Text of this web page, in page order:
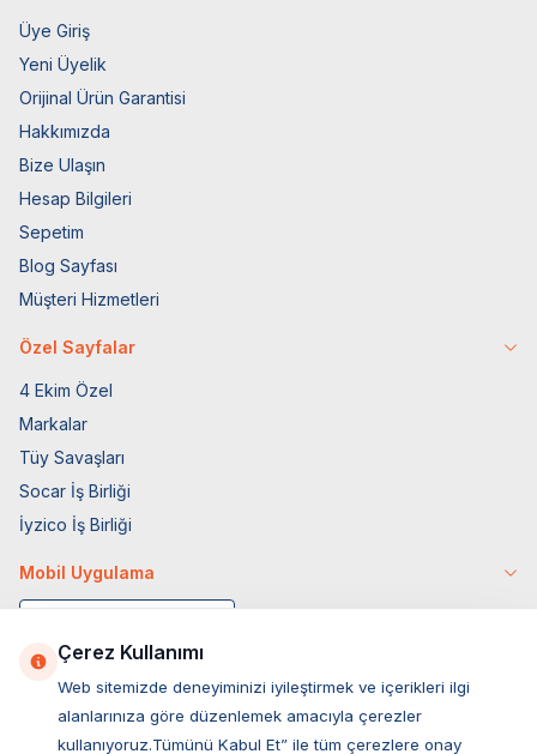
Üye Giriş
Yeni Üyelik
Orijinal Ürün Garantisi
Hakkımızda
Bize Ulaşın
Hesap Bilgileri
Sepetim
Blog Sayfası
Müşteri Hizmetleri
Özel Sayfalar
4 Ekim Özel
Markalar
Tüy Savaşları
Socar İş Birliği
İyzico İş Birliği
Mobil Uygulama
Çerez Kullanımı
Web sitemizde deneyiminizi iyileştirmek ve içerikleri ilgi
alanlarınıza göre düzenlemek amacıyla çerezler
kullanıyoruz.Tümünü Kabul Et” ile tüm çerezlere onay